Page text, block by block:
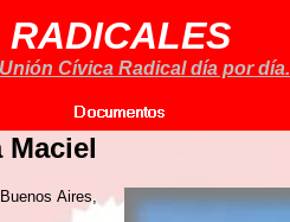
RADICALES
Cívica Radical día por día.
Maciel
Aires,